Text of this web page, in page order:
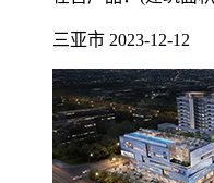
三亚市 2023-12-12